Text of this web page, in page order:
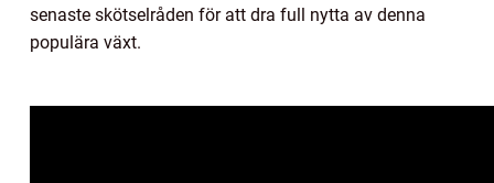
senaste skötselråden för att dra full nytta av denna
populära växt.